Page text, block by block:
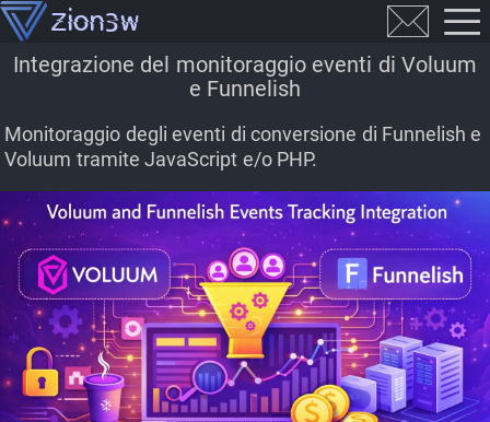
Integrazione del monitoraggio eventi di Voluum
e Funnelish
Monitoraggio degli eventi di conversione di Funnelish e
Voluum tramite JavaScript e/o PHP.